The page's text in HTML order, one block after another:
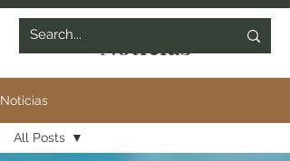
Noticias
Noticias
All Posts